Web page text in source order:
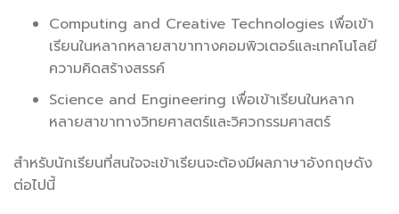
Computing and Creative Technologies เพื่อเข้า
เรียนในหลากหลายสาขาทางคอมพิวเตอร์และเทคโนโลยี
ความคิดสร้างสรรค์
Science and Engineering เพื่อเข้าเรียนในหลาก
หลายสาขาทางวิทยศาสตร์และวิศวกรรมศาสตร์
สำหรับนักเรียนที่สนใจจะเข้าเรียนจะต้องมีผลภาษาอังกฤษดัง
ต่อไปนี้